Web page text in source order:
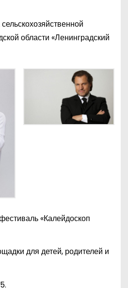
области «Ленинградский
«Калейдоскоп
для детей, родителей и